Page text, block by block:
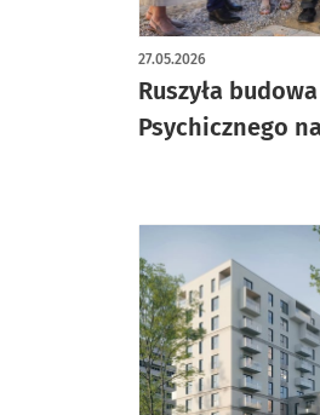
Ruszyła
Psychicznego
27.05.2026